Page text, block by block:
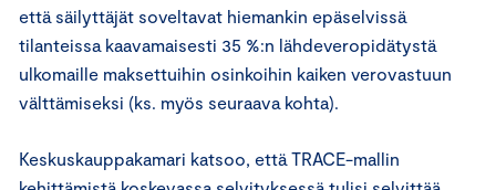
että säilyttäjät soveltavat hiemankin epäselvissä
tilanteissa kaavamaisesti 35 %:n lähdeveropidätystä
ulkomaille maksettuihin osinkoihin kaiken verovastuun
välttämiseksi (ks. myös seuraava kohta).
Keskuskauppakamari katsoo, että TRACE-mallin